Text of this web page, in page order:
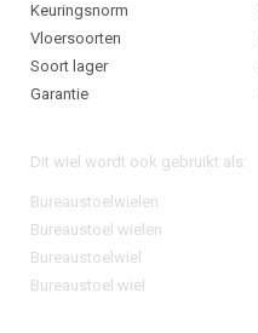
Keuringsnorm
Vloersoorten
Soort lager
Garantie
Dit wiel wordt ook gebruikt als:
Bureaustoelwielen
Bureaustoel wielen
Bureaustoelwiel
Bureaustoel wiel